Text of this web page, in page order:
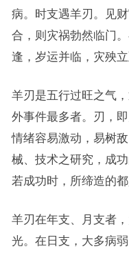
病。时支遇羊刃。见
合，则灾祸勃然临门
逢，岁运并临，灾殃立
羊刃是五行过旺之气
外事件最多者。刃，
情绪容易激动，易树
械、技术之研究，成
若成功时，所缔造的都
羊刃在年支、月支者
光。在日支，大多病弱